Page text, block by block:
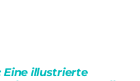
Eine illustrierte